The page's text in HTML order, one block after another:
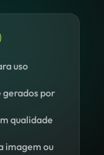
uso
gerados por
qualidade
imagem ou